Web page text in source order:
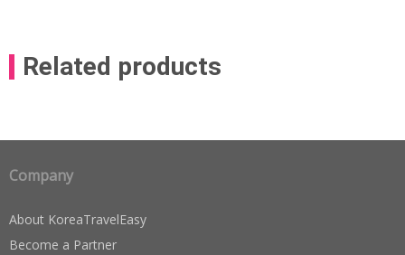
Related products
Company
About KoreaTravelEasy
Become a Partner